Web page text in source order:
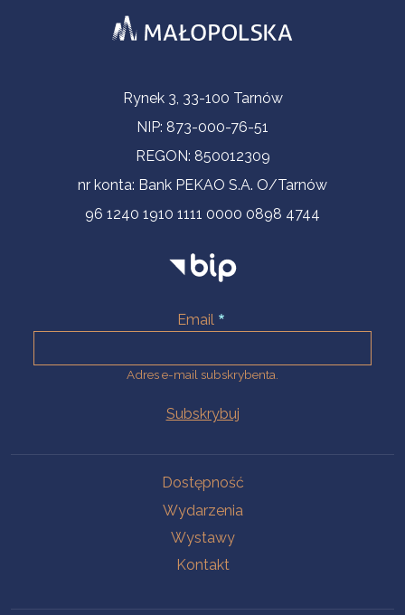
Informacje kontaktoweRynek 3, 33-100 Tarnów
NIP: 873-000-76-51
REGON: 850012309
nr konta: Bank PEKAO S.A. O/Tarnów
96 1240 1910 1111 0000 0898 4744
Email
Adres e-mail subskrybenta.
Dostępność
Wydarzenia
Wystawy
Kontakt